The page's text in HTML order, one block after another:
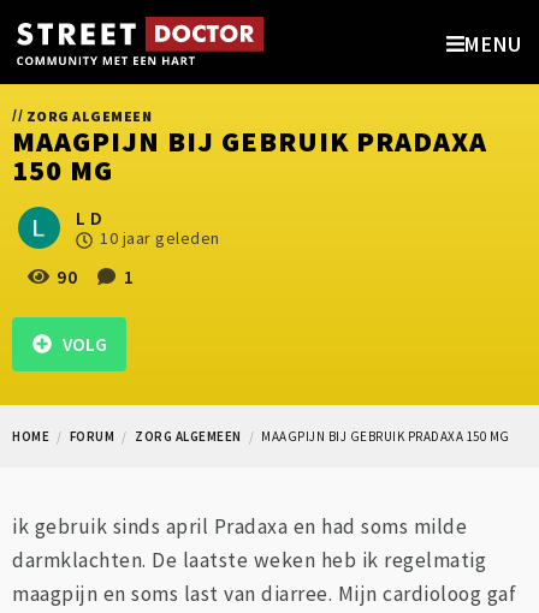
MENU
// ZORG ALGEMEEN
MAAGPIJN BIJ GEBRUIK PRADAXA
150 MG
L D
10 jaar geleden
90 1
VOLG
HOME FORUM ZORG ALGEMEEN MAAGPIJN BIJ GEBRUIK PRADAXA 150 MG
ik gebruik sinds april Pradaxa en had soms milde
darmklachten. De laatste weken heb ik regelmatig
maagpijn en soms last van diarree. Mijn cardioloog gaf